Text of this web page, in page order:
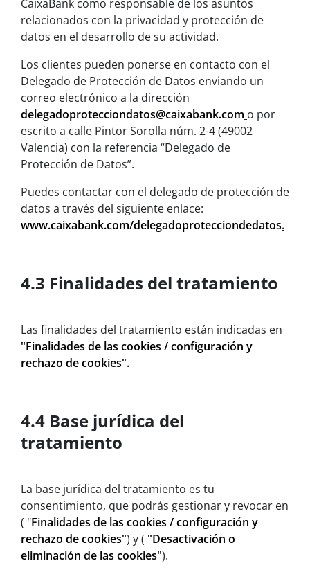
CaixaBank como responsable de los asuntos
relacionados con la privacidad y protección de
datos en el desarrollo de su actividad.
Los clientes pueden ponerse en contacto con el
Delegado de Protección de Datos enviando un
correo electrónico a la dirección
delegadoprotecciondatos@caixabank.com o por
escrito a calle Pintor Sorolla núm. 2-4 (49002
Valencia) con la referencia “Delegado de
Protección de Datos”.
Puedes contactar con el delegado de protección de
datos a través del siguiente enlace:
www.caixabank.com/delegadoprotecciondedatos.
4.3 Finalidades del tratamiento
Las finalidades del tratamiento están indicadas en
"Finalidades de las cookies / configuración y
rechazo de cookies".
4.4 Base jurídica del
tratamiento
La base jurídica del tratamiento es tu
consentimiento, que podrás gestionar y revocar en
( "Finalidades de las cookies / configuración y
rechazo de cookies") y ( "Desactivación o
eliminación de las cookies").